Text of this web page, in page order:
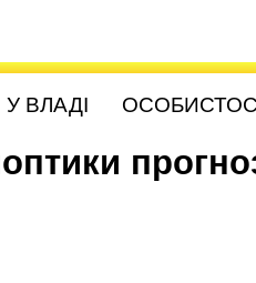
У ВЛАДІ